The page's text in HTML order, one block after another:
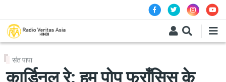
संत पापा
कार्डिनल रे: हम पोप फ्राँसिस के